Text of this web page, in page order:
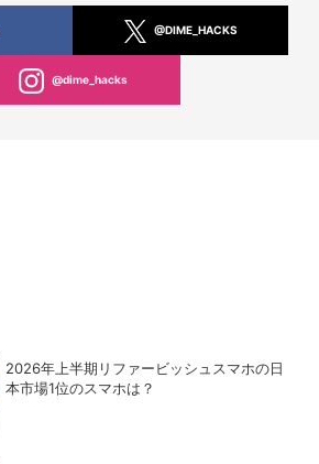
@DIME_HACKS
@dime_hacks
2026年上半期リファービッシュスマホの日
本市場1位のスマホは？